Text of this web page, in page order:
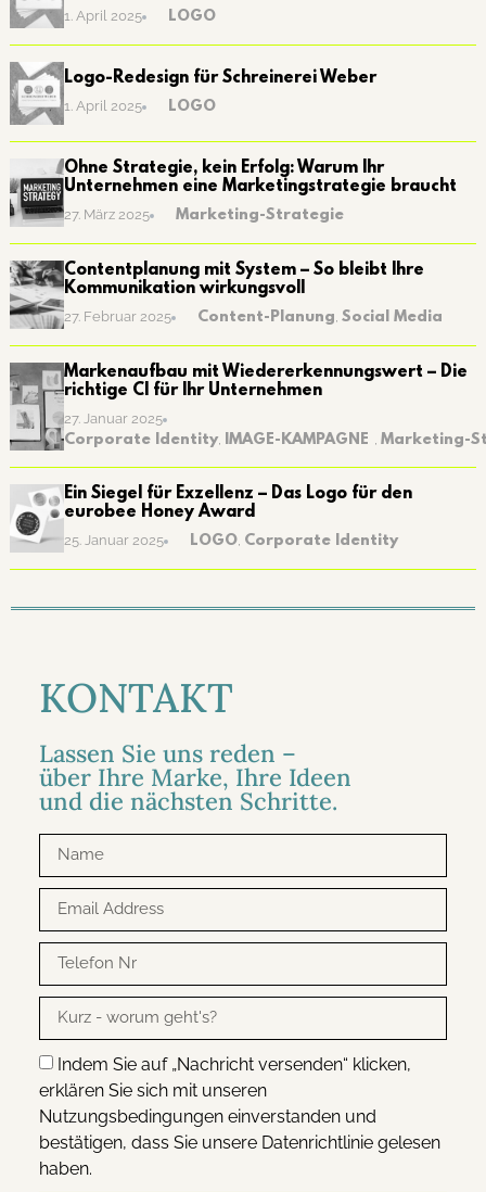
1. April 2025 LOGO
Logo-Redesign für Schreinerei Weber
1. April 2025 LOGO
Ohne Strategie, kein Erfolg: Warum Ihr
Unternehmen eine Marketingstrategie braucht
27. März 2025 Marketing-Strategie
Contentplanung mit System – So bleibt Ihre
Kommunikation wirkungsvoll
27. Februar 2025 Content-Planung Social Media
Markenaufbau mit Wiedererkennungswert – Die
richtige CI für Ihr Unternehmen
27. Januar 2025
Corporate Identity, IMAGE-KAMPAGNE , Marketing-
Ein Siegel für Exzellenz – Das Logo für den
eurobee Honey Award
25. Januar 2025 LOGO, Corporate Identity
KONTAKT
Lassen Sie uns reden –
über Ihre Marke, Ihre Ideen
und die nächsten Schritte.
Indem Sie auf „Nachricht versenden“ klicken,
erklären Sie sich mit unseren
Nutzungsbedingungen einverstanden und
bestätigen, dass Sie unsere Datenrichtlinie gelesen
haben.